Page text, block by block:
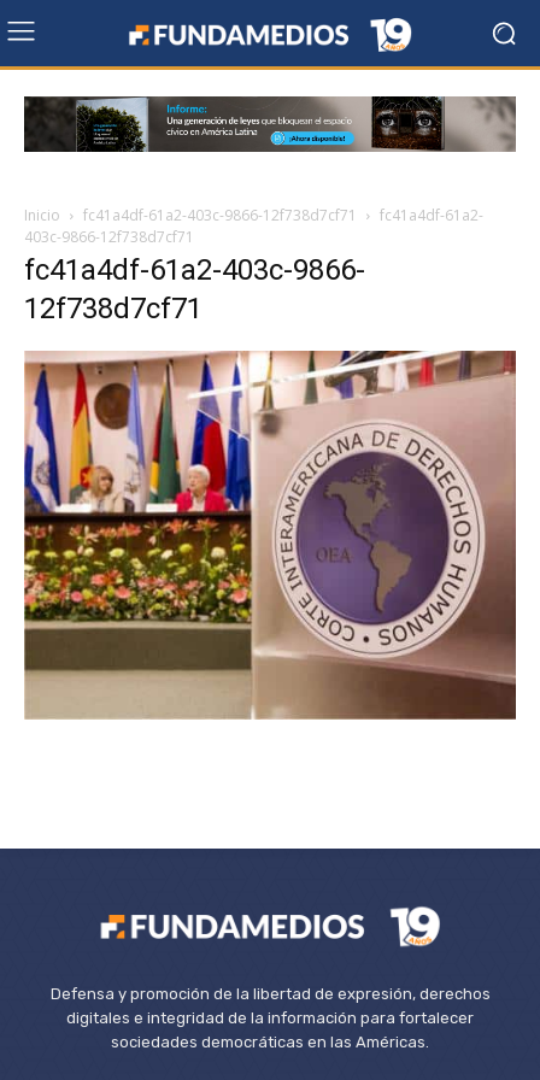
Inicio fc41a4df-61a2-403c-9866-12f738d7cf71
fc41a4df-61a2-
403c-9866-12f738d7cf71
fc41a4df-61a2-403c-9866-
12f738d7cf71
Defensa y promoción de la libertad de expresión, derechos
digitales e integridad de la información para fortalecer
sociedades democráticas en las Américas.